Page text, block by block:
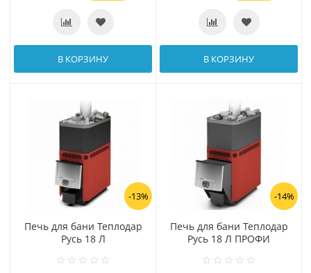
В КОРЗИНУ В КОРЗИНУ
-13%
Печь для бани Теплодар
Русь 18 Л
-14%
Печь для бани Теплодар
Русь 18 Л ПРОФИ